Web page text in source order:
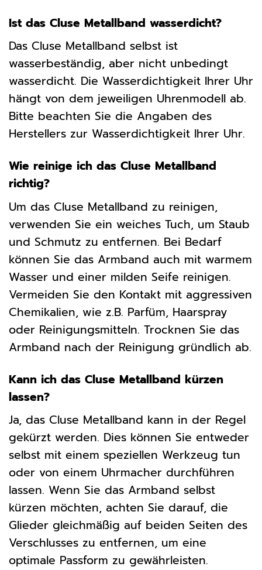
Ist das Cluse Metallband wasserdicht?
Das Cluse Metallband selbst ist
wasserbeständig, aber nicht unbedingt
wasserdicht. Die Wasserdichtigkeit Ihrer Uhr
hängt von dem jeweiligen Uhrenmodell ab.
Bitte beachten Sie die Angaben des
Herstellers zur Wasserdichtigkeit Ihrer Uhr.
Wie reinige ich das Cluse Metallband
richtig?
Um das Cluse Metallband zu reinigen,
verwenden Sie ein weiches Tuch, um Staub
und Schmutz zu entfernen. Bei Bedarf
können Sie das Armband auch mit warmem
Wasser und einer milden Seife reinigen.
Vermeiden Sie den Kontakt mit aggressiven
Chemikalien, wie z.B. Parfüm, Haarspray
oder Reinigungsmitteln. Trocknen Sie das
Armband nach der Reinigung gründlich ab.
Kann ich das Cluse Metallband kürzen
lassen?
Ja, das Cluse Metallband kann in der Regel
gekürzt werden. Dies können Sie entweder
selbst mit einem speziellen Werkzeug tun
oder von einem Uhrmacher durchführen
lassen. Wenn Sie das Armband selbst
kürzen möchten, achten Sie darauf, die
Glieder gleichmäßig auf beiden Seiten des
Verschlusses zu entfernen, um eine
optimale Passform zu gewährleisten.